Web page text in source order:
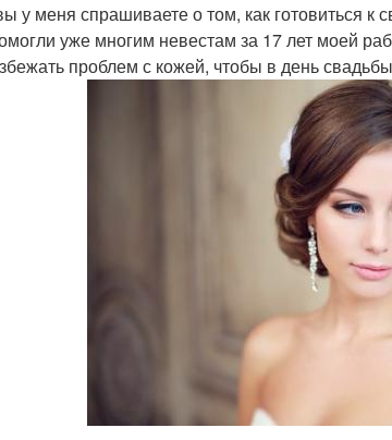
у меня спрашиваете о том, как готовиться к
уже многим невестам за 17 лет моей
проблем с кожей, чтобы в день